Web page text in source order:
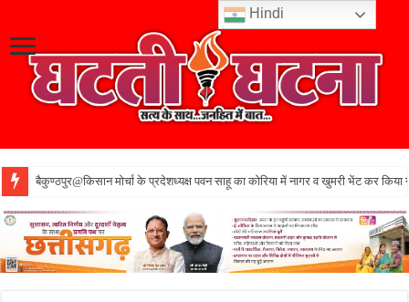
बैकुण्ठपुर@किसान मोर्चा के प्रदेशध्यक्ष पवन साहू का कोरिया में नागर व खुमरी भेंट कर किया
Hindi